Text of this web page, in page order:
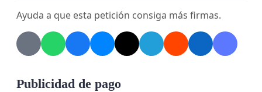
Ayuda a que esta petición consiga más firmas.
Publicidad de pago